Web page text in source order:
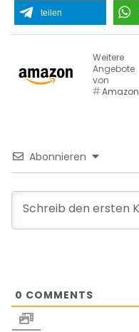
teilen
Weitere
Angebote
von
Amazon
Abonnieren
0 COMMENTS